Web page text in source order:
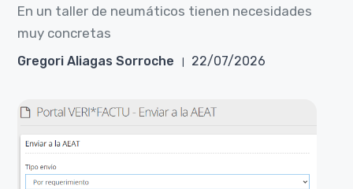
En un taller de neumáticos tienen necesidades
muy concretas
Gregori Aliagas Sorroche 22/07/2026